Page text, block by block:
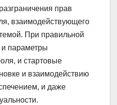
прав
взаимодействующего
При правильной
и параметры
и стартовые
и взаимодействию
и даже